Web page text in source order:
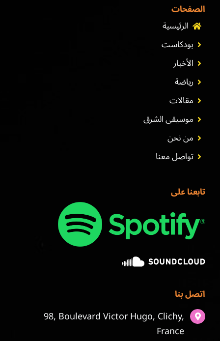
الصفحات
الرئيسية
بودكاست
الأخبار
رياضة
مقالات
موسيقى الشرق
من نحن
تواصل معنا
تابعنا على
اتصل بنا
98, Boulevard Victor Hugo, Clichy,
France